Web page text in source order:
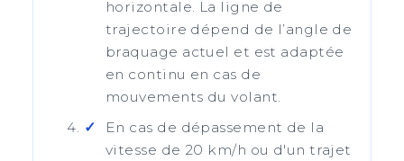
horizontale. La ligne de
trajectoire dépend de l’angle de
braquage actuel et est adaptée
en continu en cas de
mouvements du volant.
En cas de dépassement de la
vitesse de 20 km/h ou d'un trajet